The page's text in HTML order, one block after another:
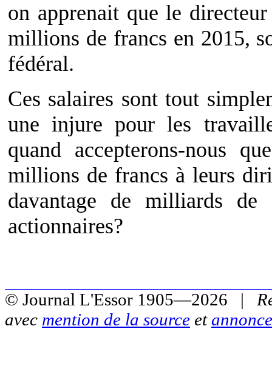
on apprenait que le
millions de francs en 2015,
fédéral.
Ces salaires sont tout
une injure pour les
quand accepterons-nous
millions de francs à leurs
davantage de milliards
actionnaires?
© Journal L'Essor 1905—2026 |
avec mention de la source et